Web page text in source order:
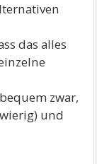
das alles
zwar,
und